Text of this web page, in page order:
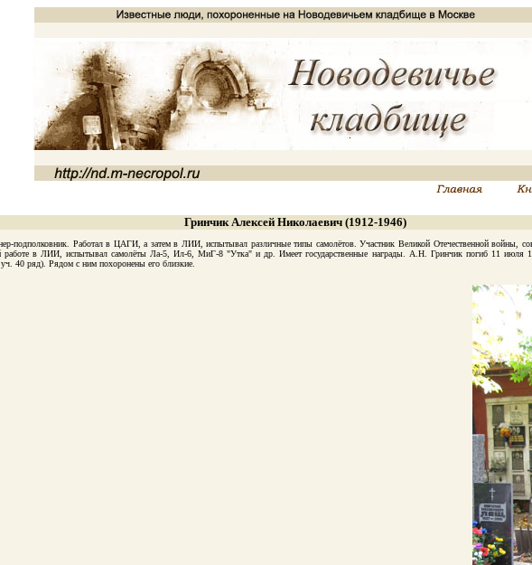
Гринчик Алексей Николаевич (1912-1946)
подполковник. Работал в ЦАГИ, а затем в ЛИИ, испытывал различные типы самолётов. Участник Великой Отечественной войны,
работе в ЛИИ, испытывал самолёты Ла-5, Ил-6, МиГ-8 "Утка" и др. Имеет государственные награды. А.Н. Гринчик погиб 11 июля
40 ряд). Рядом с ним похоронены его близкие.